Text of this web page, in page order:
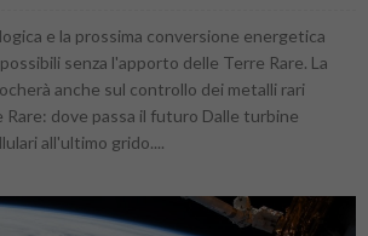
e la prossima conversione energetica
senza l'apporto delle Terre Rare. La
anche sul controllo dei metalli rari
Rare: dove passa il futuro Dalle turbine
all'ultimo grido....